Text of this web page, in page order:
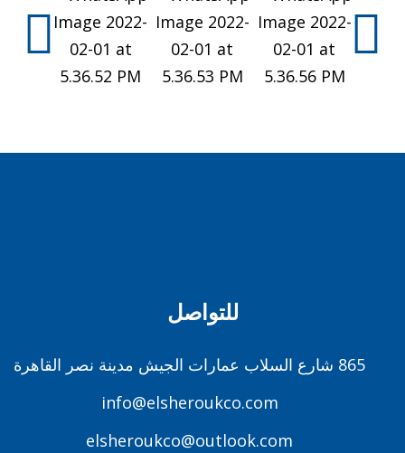
للتواصل
865 شارع السلاب عمارات الجيش مدينة نصر القاهرة
info@elsheroukco.com
elsheroukco@outlook.com